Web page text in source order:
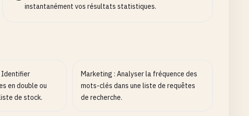
instantanément vos résultats statistiques.
Identifier
en double ou
de stock.
Marketing : Analyser la fréquence des
mots-clés dans une liste de requêtes
de recherche.